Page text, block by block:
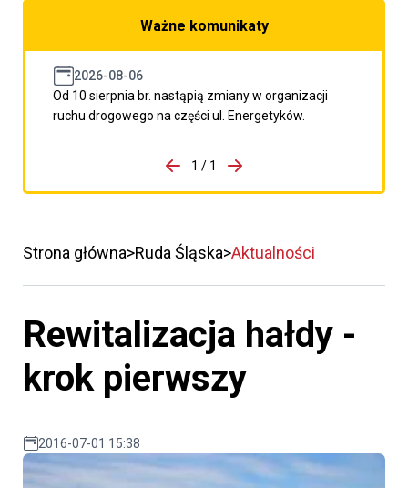
Ważne komunikaty
2026-08-06
Od 10 sierpnia br. nastąpią zmiany w organizacji
ruchu drogowego na części ul. Energetyków.
porzpedniego komunikatu
1 / 1
Przejdź do następnego
Strona główna Ruda Śląska Aktualności
Rewitalizacja hałdy -
krok pierwszy
2016-07-01 15:38